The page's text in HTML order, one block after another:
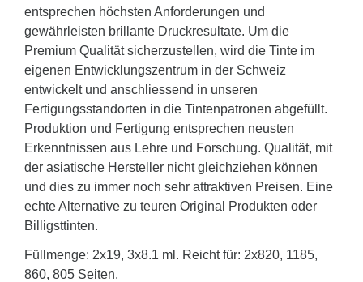
entsprechen höchsten Anforderungen und
gewährleisten brillante Druckresultate. Um die
Premium Qualität sicherzustellen, wird die Tinte im
eigenen Entwicklungszentrum in der Schweiz
entwickelt und anschliessend in unseren
Fertigungsstandorten in die Tintenpatronen abgefüllt.
Produktion und Fertigung entsprechen neusten
Erkenntnissen aus Lehre und Forschung. Qualität, mit
der asiatische Hersteller nicht gleichziehen können
und dies zu immer noch sehr attraktiven Preisen. Eine
echte Alternative zu teuren Original Produkten oder
Billigsttinten.
Füllmenge: 2x19, 3x8.1 ml. Reicht für: 2x820, 1185,
860, 805 Seiten.